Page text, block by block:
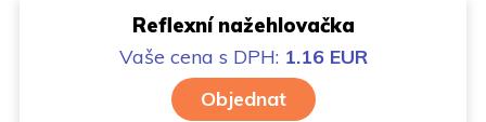
Reflexní nažehlovačka
Vaše cena s DPH: 1.16 EUR
Objednat